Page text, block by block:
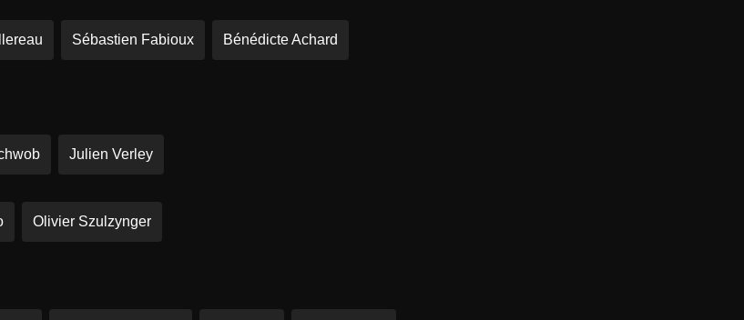
Sébastien Fabioux Bénédicte Achard
Julien Verley
Olivier Szulzynger